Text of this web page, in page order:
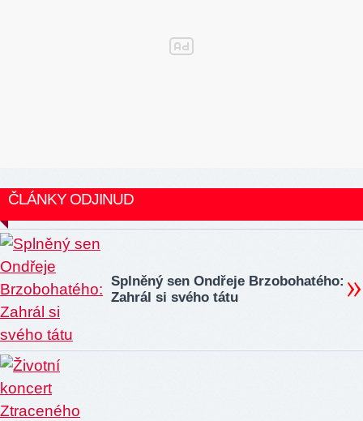
ČLÁNKY ODJINUD
Splněný sen Ondřeje Brzobohatého:
Zahrál si svého tátu